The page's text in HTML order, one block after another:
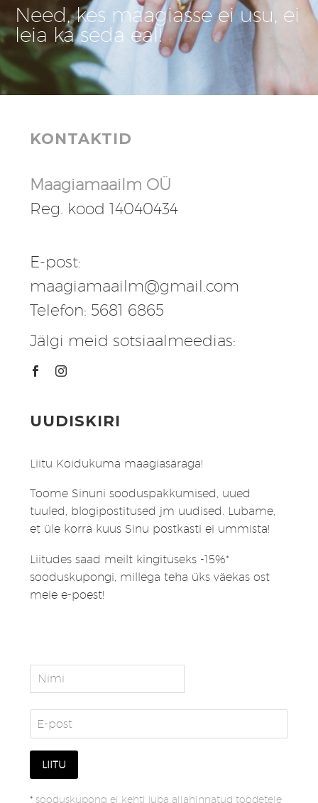
Need, kes maagiasse ei usu, ei
leia ka seda eal!
KONTAKTID
Maagiamaailm OÜ
Reg. kood 14040434
E-post:
maagiamaailm@gmail.com
Telefon: 5681 6865
Jälgi meid sotsiaalmeedias:
UUDISKIRI
Liitu Koidukuma maagiasäraga!
Toome Sinuni sooduspakkumised, uued
tuuled, blogipostitused jm uudised. Lubame,
et üle korra kuus Sinu postkasti ei ummista!
Liitudes saad meilt kingituseks -15%*
sooduskupongi, millega teha üks väekas ost
meie e-poest!
* sooduskupong ei kehti juba allahinnatud toodetele